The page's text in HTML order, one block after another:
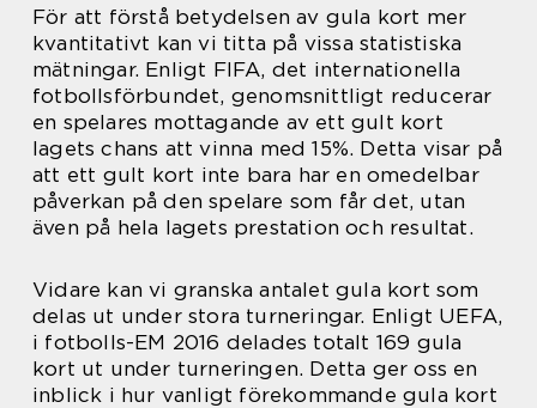
För att förstå betydelsen av gula kort mer
kvantitativt kan vi titta på vissa statistiska
mätningar. Enligt FIFA, det internationella
fotbollsförbundet, genomsnittligt reducerar
en spelares mottagande av ett gult kort
lagets chans att vinna med 15%. Detta visar på
att ett gult kort inte bara har en omedelbar
påverkan på den spelare som får det, utan
även på hela lagets prestation och resultat.
Vidare kan vi granska antalet gula kort som
delas ut under stora turneringar. Enligt UEFA,
i fotbolls-EM 2016 delades totalt 169 gula
kort ut under turneringen. Detta ger oss en
inblick i hur vanligt förekommande gula kort